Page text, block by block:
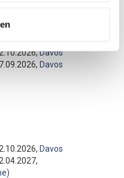
Davos
Davos
Davos